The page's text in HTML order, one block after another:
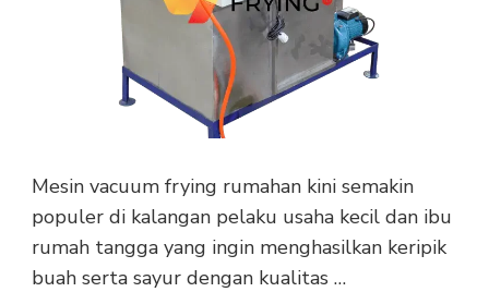
Mesin vacuum frying rumahan kini semakin
populer di kalangan pelaku usaha kecil dan ibu
rumah tangga yang ingin menghasilkan keripik
buah serta sayur dengan kualitas …